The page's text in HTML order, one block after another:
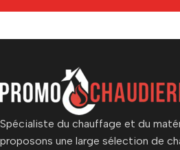
Spécialiste du chauffage et du
proposons une large sélection de